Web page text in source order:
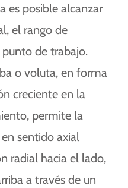
es posible alcanzar
el rango de
de trabajo.
o voluta, en forma
creciente en la
permite la
sentido axial
radial hacia el lado,
a través de un